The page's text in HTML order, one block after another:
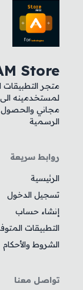
Store
متجر التطبيقات
لمستخدمينه
مجاني والحصول
الرسمية
روابط سريعة
الرئيسية
تسجيل الدخول
إنشاء حساب
التطبيقات
الشروط والأحكام
تواصل معنا